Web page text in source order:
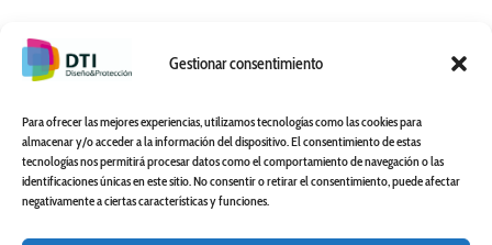
Gestionar consentimiento
Para ofrecer las mejores experiencias, utilizamos tecnologías como las cookies para
almacenar y/o acceder a la información del dispositivo. El consentimiento de estas
tecnologías nos permitirá procesar datos como el comportamiento de navegación o las
identificaciones únicas en este sitio. No consentir o retirar el consentimiento, puede afectar
negativamente a ciertas características y funciones.